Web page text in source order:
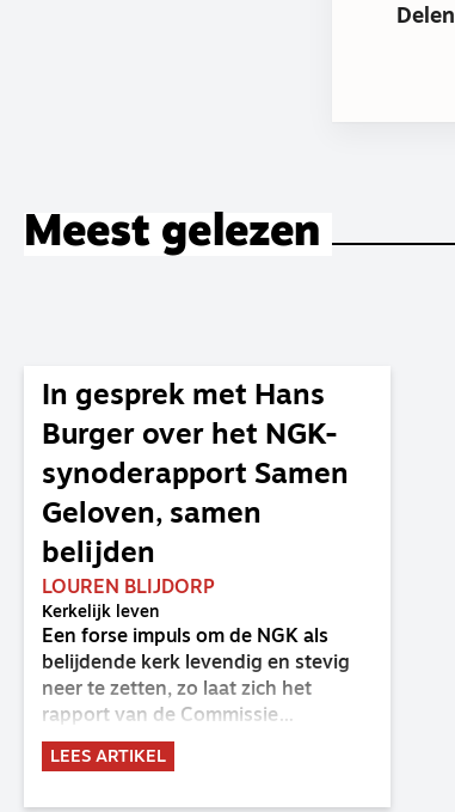
Delen
Meest gelezen
In gesprek met Hans
Burger over het NGK-
synoderapport Samen
Geloven, samen
belijden
LOUREN BLIJDORP
Kerkelijk leven
Een forse impuls om de NGK als
belijdende kerk levendig en stevig
neer te zetten, zo laat zich het
rapport van de Commissie
Belijdende Kerk (CBK) lezen. Deze
commissie is al sinds de eenwording
LEES ARTIKEL